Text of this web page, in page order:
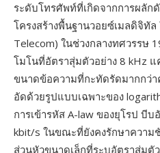
ระดับโทรศัพท์ที่เกิดจากการผลัก
โครงสร้างพื้นฐานวอยซ์เมลดิจิทัล
Telecom) ในช่วงกลางทศวรรษ
โมโนที่อัตราสุ่มตัวอย่าง 8 kHz
ขนาดข้อความที่กะทัดรัดมากกว่า
อัดด้วยรูปแบบเฉพาะของ
การเข้ารหัส A-law ของยุโรป บี
kbit/s ในขณะที่ยังคงรักษาความ
ส่วนหัวขนาดเล็กที่ระบุอัตราสุ่มตั